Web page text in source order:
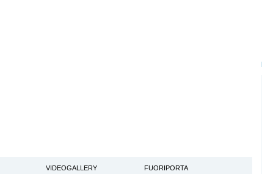
VIDEOGALLERY
FUORIPORTA